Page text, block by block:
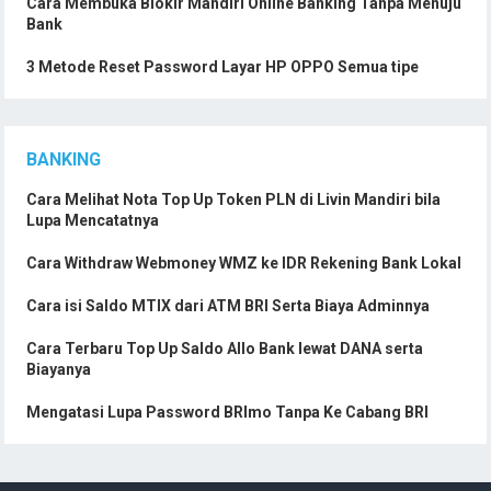
Bank
3 Metode Reset Password Layar HP OPPO Semua tipe
BANKING
Cara Melihat Nota Top Up Token PLN di Livin Mandiri bila
Lupa Mencatatnya
Cara Withdraw Webmoney WMZ ke IDR Rekening Bank Lokal
Cara isi Saldo MTIX dari ATM BRI Serta Biaya Adminnya
Cara Terbaru Top Up Saldo Allo Bank lewat DANA serta
Biayanya
Mengatasi Lupa Password BRImo Tanpa Ke Cabang BRI